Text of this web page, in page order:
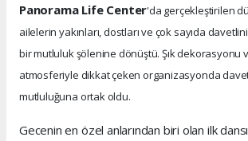
Panorama Life Center'da gerçekleştirilen
ailelerin yakınları, dostları ve çok sayıda
bir mutluluk şölenine dönüştü. Şık dekorasyonu
atmosferiyle dikkat çeken organizasyonda
mutluluğuna ortak oldu.
Gecenin en özel anlarından biri olan ilk